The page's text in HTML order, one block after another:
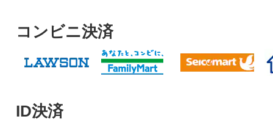
コンビニ決済
ID決済